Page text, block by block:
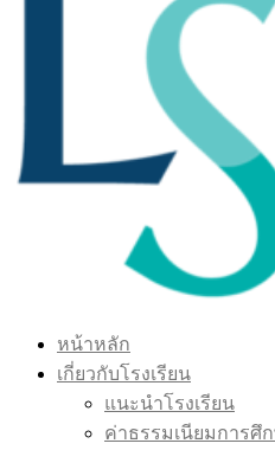
หน้าหลัก
เกี่ยวกับโรงเรียน
แนะนำโรงเรียน
ค่าธรรมเนียมการศึก